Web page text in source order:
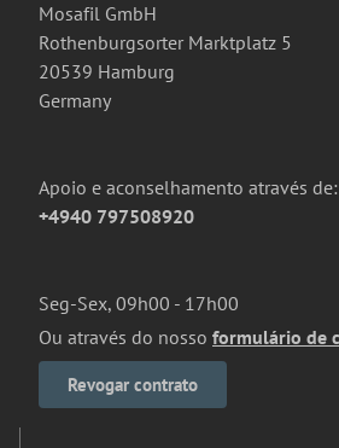
Mosafil GmbH
Rothenburgsorter Marktplatz 5
20539 Hamburg
Germany
Apoio e aconselhamento através de:
+4940 797508920
Seg-Sex, 09h00 - 17h00
Ou através do nosso formulário de
Revogar contrato